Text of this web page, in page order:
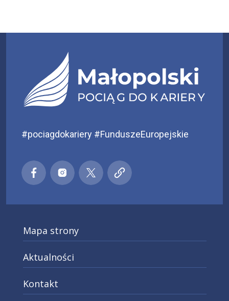
#pociagdokariery #FunduszeEuropejskie
Małopolski pociąg do kariery
Małopolski pociąg do kariery
Małopolski pociąg do kariery
Małopolski pociąg do
Mapa strony
Aktualności
Kontakt